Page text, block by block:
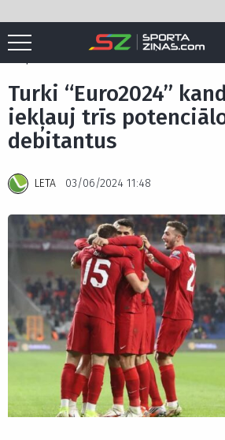
Sākums / Euro 2024 / Turki
Turki “Euro2024”
iekļauj trīs
debitantus
LETA 03/06/2024 11:48